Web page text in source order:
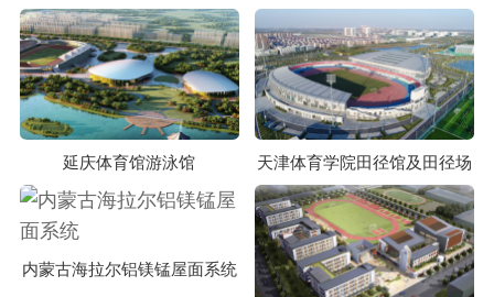
延庆体育馆游泳馆 天津体育学院田径馆及田径场
内蒙古海拉尔铝镁锰屋面系统